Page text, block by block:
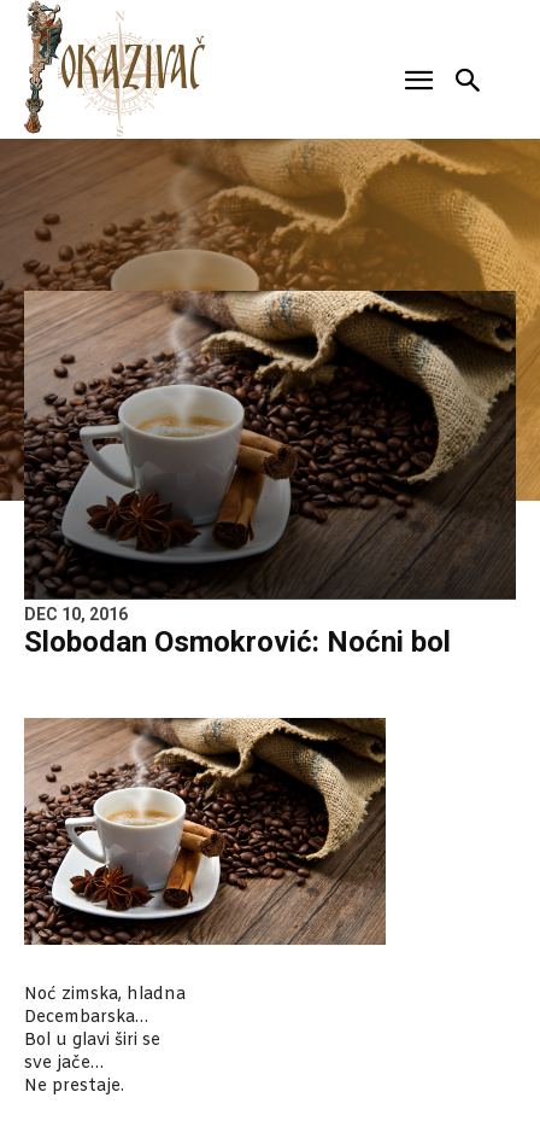
DEC 10, 2016
Slobodan Osmokrović: Noćni bol
Noć zimska, hladna
Decembarska…
Bol u glavi širi se
sve jače…
Ne prestaje.